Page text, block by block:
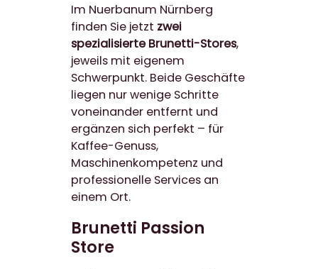
Im Nuerbanum Nürnberg
finden Sie jetzt zwei
spezialisierte Brunetti-Stores,
jeweils mit eigenem
Schwerpunkt. Beide Geschäfte
liegen nur wenige Schritte
voneinander entfernt und
ergänzen sich perfekt – für
Kaffee-Genuss,
Maschinenkompetenz und
professionelle Services an
einem Ort.
Brunetti Passion
Store